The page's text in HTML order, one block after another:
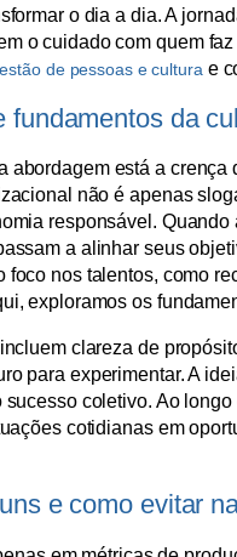
o dia a dia. A
o cuidado com quem
de pessoas e cultura e
fundamentos da
abordagem está a
não é apenas
responsável.
a alinhar seus
foco nos talentos, como
exploramos os
clareza de
para experimentar. A
sucesso coletivo. Ao
cotidianas em
e como evitar